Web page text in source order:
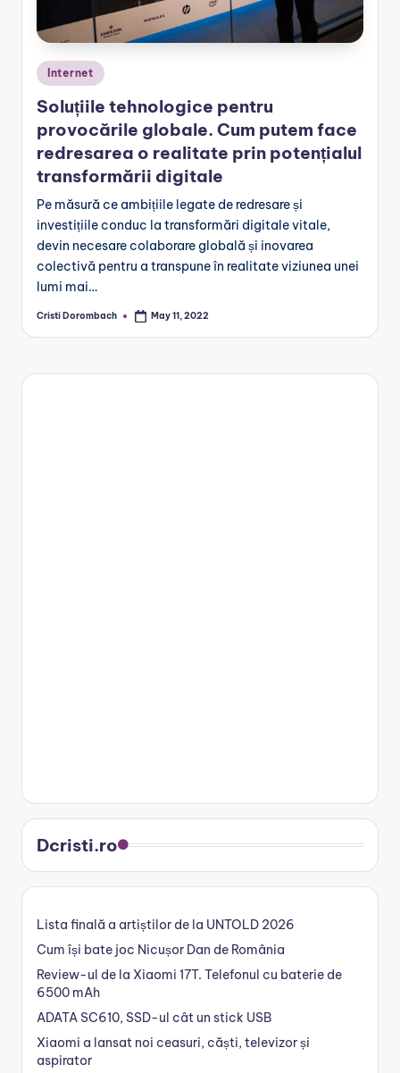
Posted
in
Internet
Soluțiile tehnologice pentru
provocările globale. Cum putem face
redresarea o realitate prin potențialul
transformării digitale
Pe măsură ce ambițiile legate de redresare și
investițiile conduc la transformări digitale vitale,
devin necesare colaborare globală și inovarea
colectivă pentru a transpune în realitate viziunea unei
lumi mai…
Posted
Cristi Dorombach May 11, 2022
Dcristi.ro
Lista finală a artiștilor de la UNTOLD 2026
Cum își bate joc Nicușor Dan de România
Review-ul de la Xiaomi 17T. Telefonul cu baterie de
6500 mAh
ADATA SC610, SSD-ul cât un stick USB
Xiaomi a lansat noi ceasuri, căști, televizor și
aspirator